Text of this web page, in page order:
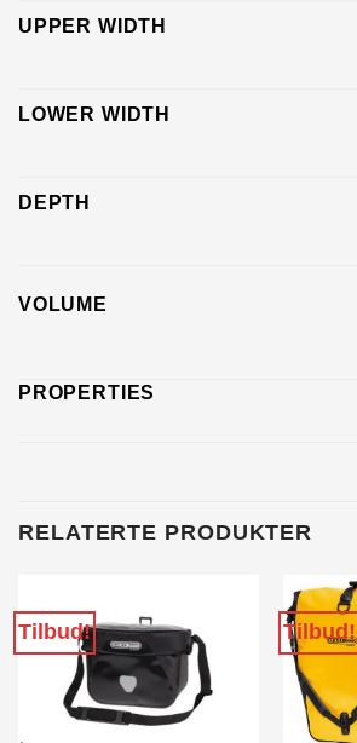
UPPER WIDTH
LOWER WIDTH
DEPTH
VOLUME
PROPERTIES
RELATERTE PRODUKTER
Tilbud! Tilbud!